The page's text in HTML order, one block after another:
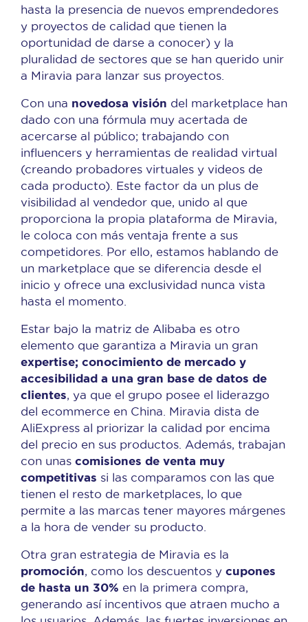
hasta la presencia de nuevos emprendedores
y proyectos de calidad que tienen la
oportunidad de darse a conocer) y la
pluralidad de sectores que se han querido unir
a Miravia para lanzar sus proyectos.
Con una novedosa visión del marketplace han
dado con una fórmula muy acertada de
acercarse al público; trabajando con
influencers y herramientas de realidad virtual
(creando probadores virtuales y videos de
cada producto). Este factor da un plus de
visibilidad al vendedor que, unido al que
proporciona la propia plataforma de Miravia,
le coloca con más ventaja frente a sus
competidores. Por ello, estamos hablando de
un marketplace que se diferencia desde el
inicio y ofrece una exclusividad nunca vista
hasta el momento.
Estar bajo la matriz de Alibaba es otro
elemento que garantiza a Miravia un gran
expertise; conocimiento de mercado y
accesibilidad a una gran base de datos de
clientes, ya que el grupo posee el liderazgo
del ecommerce en China. Miravia dista de
AliExpress al priorizar la calidad por encima
del precio en sus productos. Además, trabajan
con unas comisiones de venta muy
competitivas si las comparamos con las que
tienen el resto de marketplaces, lo que
permite a las marcas tener mayores márgenes
a la hora de vender su producto.
Otra gran estrategia de Miravia es la
promoción, como los descuentos y cupones
de hasta un 30% en la primera compra,
generando así incentivos que atraen mucho a